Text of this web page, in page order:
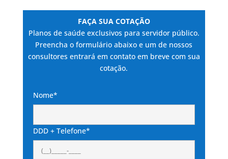
FAÇA SUA COTAÇÃO
Planos de saúde exclusivos para servidor público.
Preencha o formulário abaixo e um de nossos
consultores entrará em contato em breve com sua
cotação.
Nome*
DDD + Telefone*